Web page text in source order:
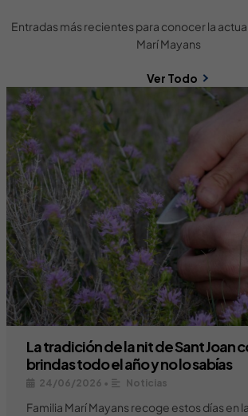
Entradas más recientes para conocer la
Marí Mayans
Ver Todo
La tradición de la nit de Sant Joan
brindas todo el año y no lo sabías
24/06/2026 • Noticias
Familia Marí Mayans recoge estos días en